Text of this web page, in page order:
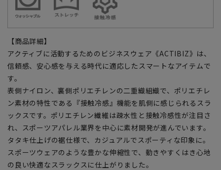
【商品詳細】
アクティブに活動するためのビジネスウェア《ACTIBIZ》は、
信頼感、安心感を与える時代に適応したスマートなアイテムで
す。
表側ナイロン、裏側ポリエチレンの二重織組織で、ポリエチレ
ン素材の特性である『接触冷感』機能を肌側に感じられるスラ
ックスです。ポリエチレン繊維は疎水性と接触冷感性が注目さ
れ、スポーツアパレル業界を中心に素材開発が進んでいます。
タタキ仕上げの裾仕様で、カジュアルでスポーティな印象に。
スポーツウェアのような豊かな伸縮性で、動きやすくはき心地
の良い快適なスラックスに仕上がりました。